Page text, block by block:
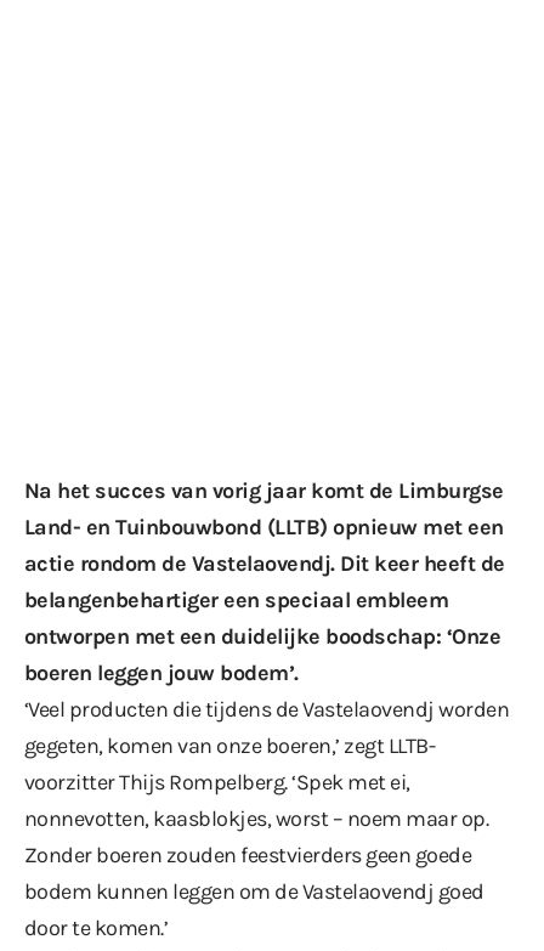
Na het succes van vorig jaar komt de Limburgse
Land- en Tuinbouwbond (LLTB) opnieuw met een
actie rondom de Vastelaovendj. Dit keer heeft de
belangenbehartiger een speciaal embleem
ontworpen met een duidelijke boodschap: ‘Onze
boeren leggen jouw bodem’.
‘Veel producten die tijdens de Vastelaovendj worden
gegeten, komen van onze boeren,’ zegt LLTB-
voorzitter Thijs Rompelberg. ‘Spek met ei,
nonnevotten, kaasblokjes, worst – noem maar op.
Zonder boeren zouden feestvierders geen goede
bodem kunnen leggen om de Vastelaovendj goed
door te komen.’